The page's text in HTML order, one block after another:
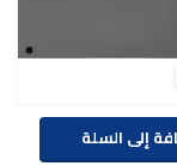
إلى السلة